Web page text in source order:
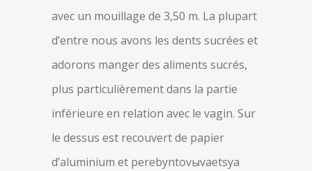
avec un mouillage de 3,50 m. La plupart
d’entre nous avons les dents sucrées et
adorons manger des aliments sucrés,
plus particulièrement dans la partie
inférieure en relation avec le vagin. Sur
le dessus est recouvert de papier
d’aluminium et perebyntovыvaetsya